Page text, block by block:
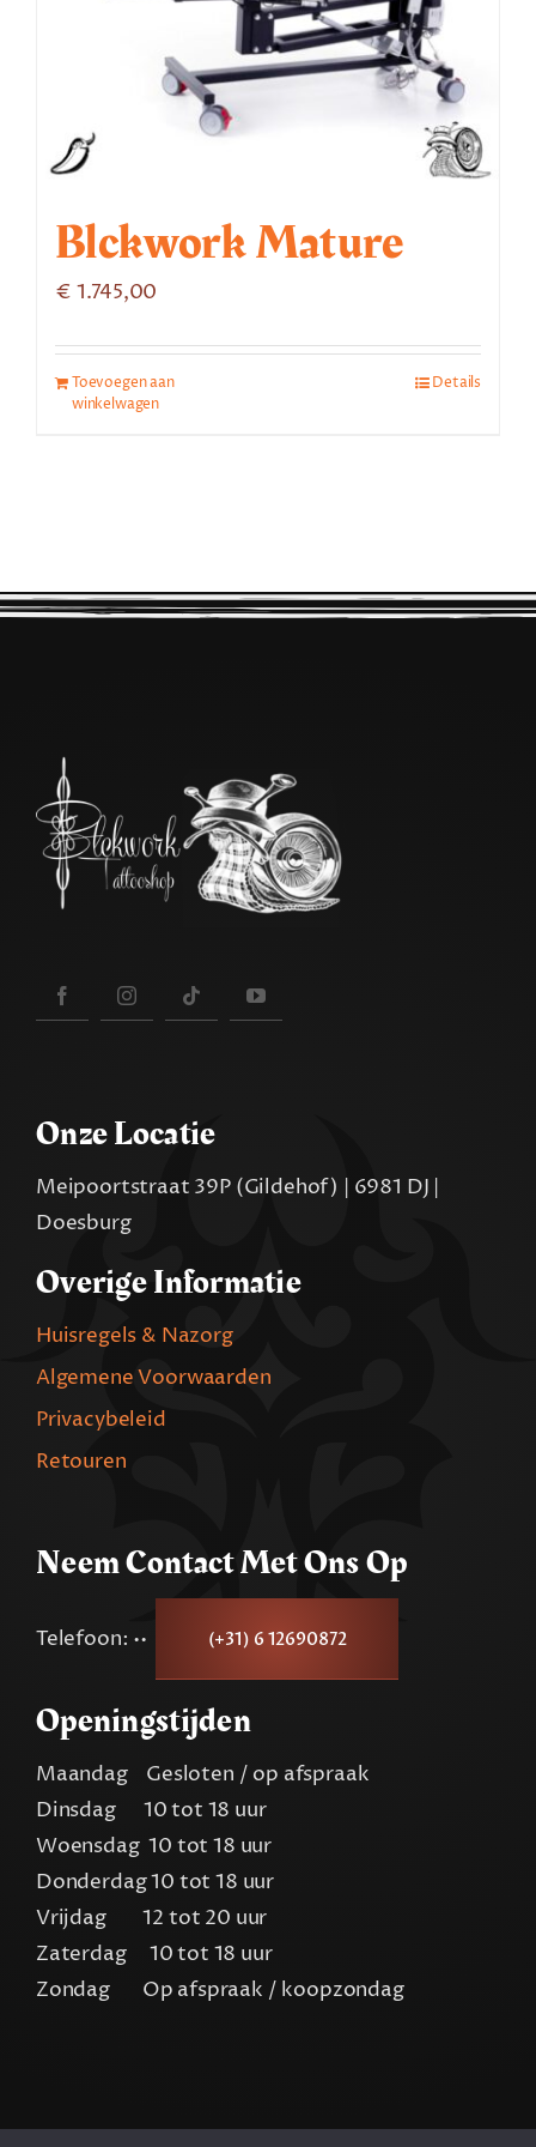
Blckwork Mature
€ 1.745,00
Toevoegen aan
winkelwagen
Details
Onze Locatie
Meipoortstraat 39P (Gildehof) | 6981 DJ |
Doesburg
Overige Informatie
Huisregels & Nazorg
Algemene Voorwaarden
Privacybeleid
Retouren
Neem Contact Met Ons Op
Telefoon: •• (+31) 6 12690872
Openingstijden
Maandag Gesloten / op afspraak
Dinsdag 10 tot 18 uur
Woensdag 10 tot 18 uur
Donderdag 10 tot 18 uur
Vrijdag 12 tot 20 uur
Zaterdag 10 tot 18 uur
Zondag Op afspraak / koopzondag